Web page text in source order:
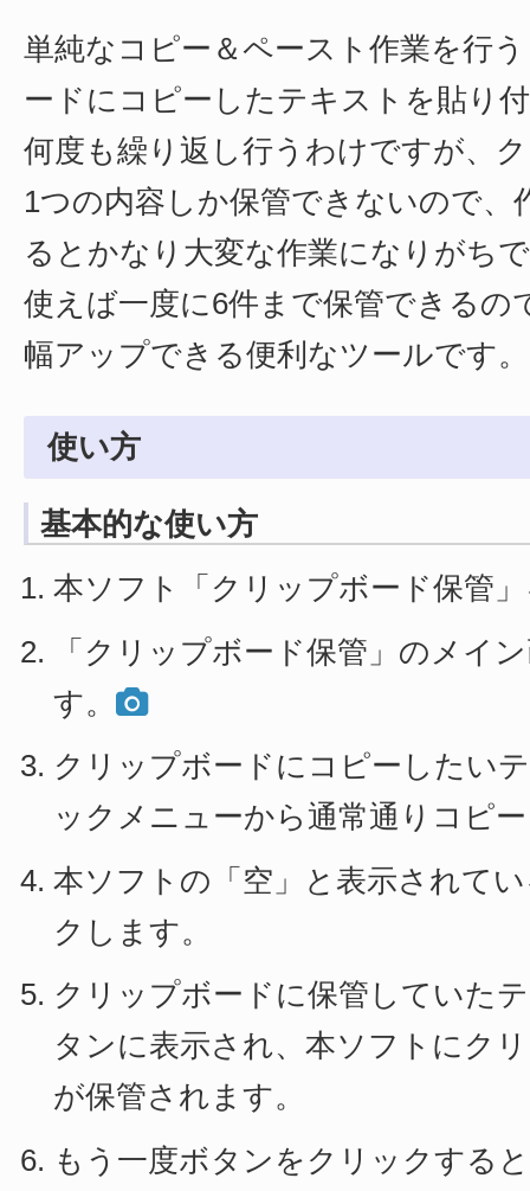
単純なコピー＆ペースト作業を行
ードにコピーしたテキストを貼り
何度も繰り返し行うわけですが、
1つの内容しか保管できないので、
るとかなり大変な作業になりがち
使えば一度に6件まで保管できるの
幅アップできる便利なツールです。
使い方
基本的な使い方
本ソフト「クリップボード保管
「クリップボード保管」のメイ
す。
クリップボードにコピーしたい
ックメニューから通常通りコピ
本ソフトの「空」と表示されて
クします。
クリップボードに保管していた
タンに表示され、本ソフトにク
が保管されます。
もう一度ボタンをクリックする